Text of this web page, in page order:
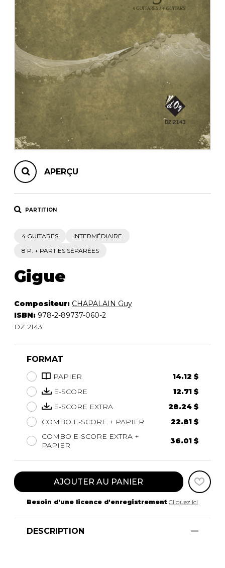
AUTRES PRODUITS
APERÇU
PARTITION
4 GUITARES
INTERMÉDIAIRE
8 P. + PARTIES SÉPARÉES
Gigue
Compositeur: CHAPALAIN Guy
ISBN: 978-2-89737-060-2
DZ 2143
FORMAT
PAPIER
14.12 $
E-SCORE
12.71 $
E-SCORE EXTRA
28.24 $
COMBO E-SCORE + PAPIER
22.81 $
COMBO E-SCORE EXTRA +
PAPIER
36.01 $
AJOUTER AU PANIER
Besoin d'une licence d'enregistrement Cliquez ici
DESCRIPTION